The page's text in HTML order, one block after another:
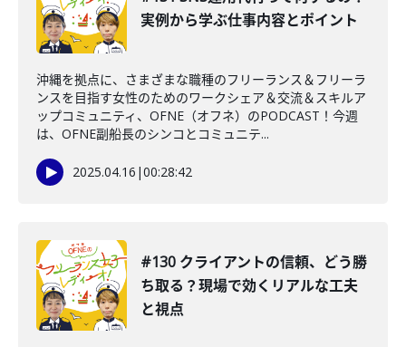
実例から学ぶ仕事内容とポイント
沖縄を拠点に、さまざまな職種のフリーランス＆フリーラ
ンスを目指す女性のためのワークシェア＆交流＆スキルア
ップコミュニティ、OFNE（オフネ）のPODCAST！今週
は、OFNE副船長のシンコとコミュニテ...
2025.04.16 |00:28:42
#130 クライアントの信頼、どう勝
ち取る？現場で効くリアルな工夫
と視点